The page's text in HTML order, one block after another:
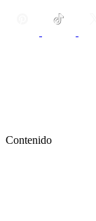
Contenido